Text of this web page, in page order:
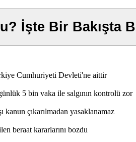
İşte Bir Bakışta
Cumhuriyeti Devleti'ne aittir
5 bin vaka ile salgının kontrolü zor
kanun çıkarılmadan yasaklanamaz
beraat kararlarını bozdu